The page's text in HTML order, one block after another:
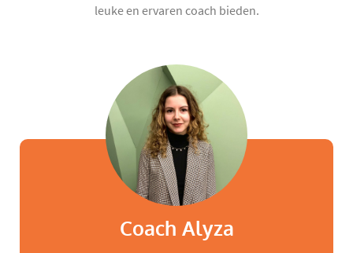
leuke en ervaren coach bieden.
Coach Alyza